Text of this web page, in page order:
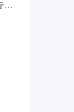
六人议会的礼物 你选择了错误的职业专精怎么办？